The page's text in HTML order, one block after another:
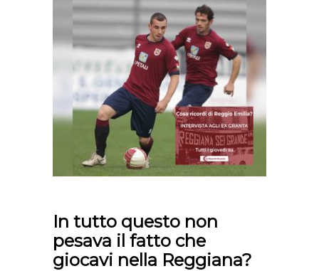
In tutto questo non
pesava il fatto che
giocavi nella Reggiana?